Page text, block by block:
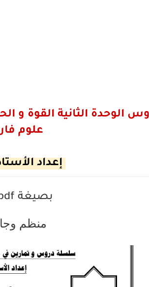
علوم
إعداد
بصيغة
منظم